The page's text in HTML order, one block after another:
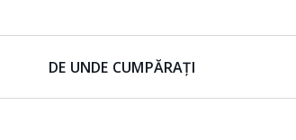
DE UNDE CUMPĂRAȚI